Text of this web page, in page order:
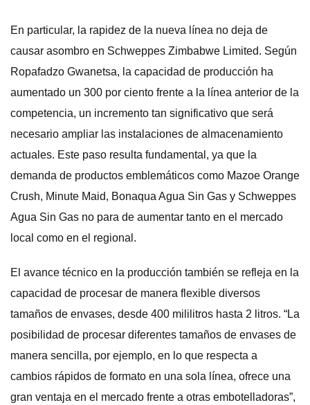
En particular, la rapidez de la nueva línea no deja de
causar asombro en Schweppes Zimbabwe Limited. Según
Ropafadzo Gwanetsa, la capacidad de producción ha
aumentado un 300 por ciento frente a la línea anterior de la
competencia, un incremento tan significativo que será
necesario ampliar las instalaciones de almacenamiento
actuales. Este paso resulta fundamental, ya que la
demanda de productos emblemáticos como Mazoe Orange
Crush, Minute Maid, Bonaqua Agua Sin Gas y Schweppes
Agua Sin Gas no para de aumentar tanto en el mercado
local como en el regional.
El avance técnico en la producción también se refleja en la
capacidad de procesar de manera flexible diversos
tamaños de envases, desde 400 mililitros hasta 2 litros. “La
posibilidad de procesar diferentes tamaños de envases de
manera sencilla, por ejemplo, en lo que respecta a
cambios rápidos de formato en una sola línea, ofrece una
gran ventaja en el mercado frente a otras embotelladoras”,